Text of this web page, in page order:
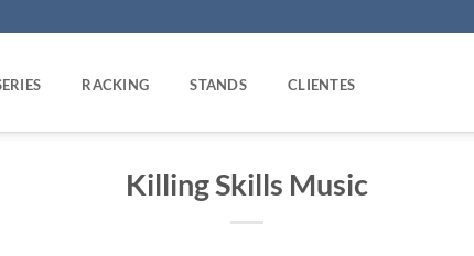
RACKING STANDS CLIENTES
Killing Skills Music